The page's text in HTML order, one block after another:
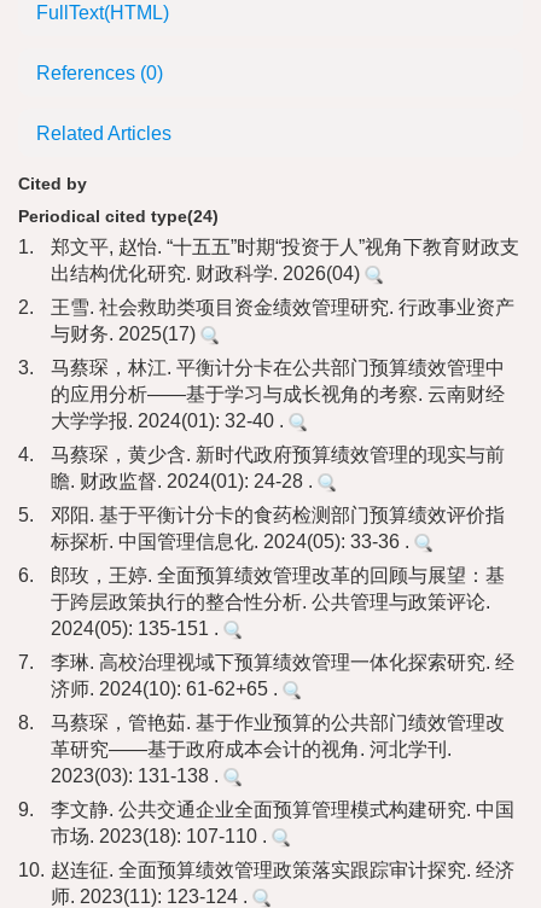
FullText(HTML)
References (0)
Related Articles
Cited by
Periodical cited type(24)
1.
郑文平, 赵怡. “十五五”时期“投资于人”视角下教育财政支
出结构优化研究. 财政科学. 2026(04)
2.
王雪. 社会救助类项目资金绩效管理研究. 行政事业资产
与财务. 2025(17)
3.
马蔡琛，林江. 平衡计分卡在公共部门预算绩效管理中
的应用分析——基于学习与成长视角的考察. 云南财经
大学学报. 2024(01): 32-40 .
4.
马蔡琛，黄少含. 新时代政府预算绩效管理的现实与前
瞻. 财政监督. 2024(01): 24-28 .
5.
邓阳. 基于平衡计分卡的食药检测部门预算绩效评价指
标探析. 中国管理信息化. 2024(05): 33-36 .
6.
郎玫，王婷. 全面预算绩效管理改革的回顾与展望：基
于跨层政策执行的整合性分析. 公共管理与政策评论.
2024(05): 135-151 .
7.
李琳. 高校治理视域下预算绩效管理一体化探索研究. 经
济师. 2024(10): 61-62+65 .
8.
马蔡琛，管艳茹. 基于作业预算的公共部门绩效管理改
革研究——基于政府成本会计的视角. 河北学刊.
2023(03): 131-138 .
9.
李文静. 公共交通企业全面预算管理模式构建研究. 中国
市场. 2023(18): 107-110 .
10. 赵连征. 全面预算绩效管理政策落实跟踪审计探究. 经济
师. 2023(11): 123-124 .